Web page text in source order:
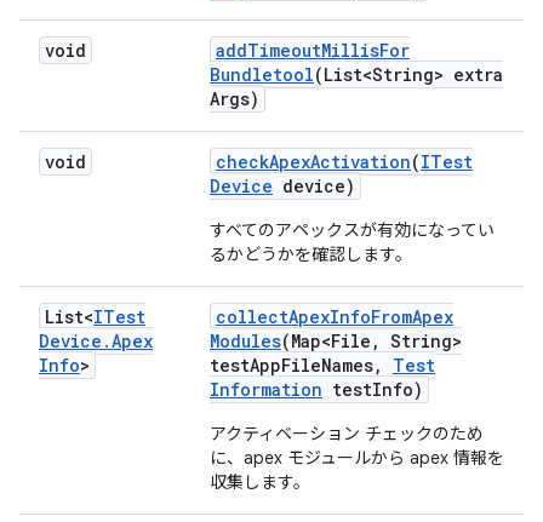
void addTimeoutMillisFor
Bundletool(List<String> extra
Args)
void checkApexActivation(ITest
Device device)
すべてのアペックスが有効になってい
るかどうかを確認します。
List<ITest
Device .Apex
Info>
collectApexInfoFromApex
Modules(Map<File , String>
testAppFileNames,
Test
Information testInfo)
アクティベーション チェックのため
に、apex モジュールから apex 情報を
収集します。